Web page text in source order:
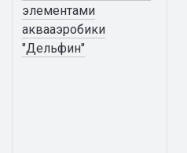
элементами
аквааэробики
"Дельфин"